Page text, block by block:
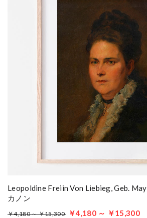
Leopoldine Freiin Von Liebieg, Geb.
カノン
￥4,180 ～ ￥15,300 ￥4,180 ～ ￥15,300